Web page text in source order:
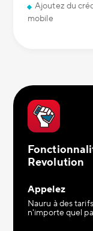
Ajoutez du
mobile
Revolution
Appelez
Nauru à des
n'importe quel